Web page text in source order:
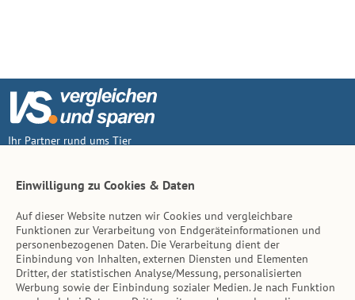
Ihr Partner rund ums Tier
Inhalt
Tierarzt-Suche
Einwilligung zu Cookies & Daten
Auf dieser Website nutzen wir Cookies und vergleichbare
Funktionen zur Verarbeitung von Endgeräteinformationen und
personenbezogenen Daten. Die Verarbeitung dient der
Einbindung von Inhalten, externen Diensten und Elementen
Dritter, der statistischen Analyse/Messung, personalisierten
Werbung sowie der Einbindung sozialer Medien. Je nach Funktion